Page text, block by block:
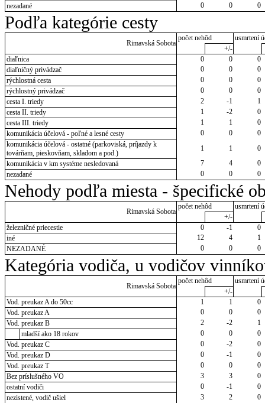
nezadané
0 0 0
Podľa kategórie cesty
Rimavská Sobota
počet nehôd
usmrtení
+/-
diaľnica
0 0
0
diaľničný privádzač
0 0
0
rýchlostná cesta
0 0
0
rýchlostný privádzač
0 0
0
cesta I. triedy
2 -1
1
cesta II. triedy
1 -2
0
cesta III. triedy
1 1
0
komunikácia účelová - poľné a lesné cesty
0 0
0
komunikácia účelová - ostatné (parkoviská, príjazdy k
továrňam, pieskovňam, skladom a pod.)
1 1
0
komunikácia v km systéme nesledovaná
7 4
0
nezadané
0 0 0
Nehody podľa miesta - špecifické
Rimavská Sobota
počet nehôd
usmrtení
+/-
železničné priecestie
0 -1
0
iné
12 4
1
NEZADANÉ
0 0 0
Kategória vodiča, u vodičov
Rimavská Sobota
počet nehôd
usmrtení
+/-
Vod. preukaz A do 50cc
1 1
0
Vod. preukaz A
0 0
0
Vod. preukaz B
2 -2
1
mladší ako 18 rokov
0 0
0
Vod. preukaz C
0 -2
0
Vod. preukaz D
0 -1
0
Vod. preukaz T
0 0
0
Bez príslušného VO
3 3
0
ostatní vodiči
0 -1
0
nezistené, vodič ušiel
3 2
0